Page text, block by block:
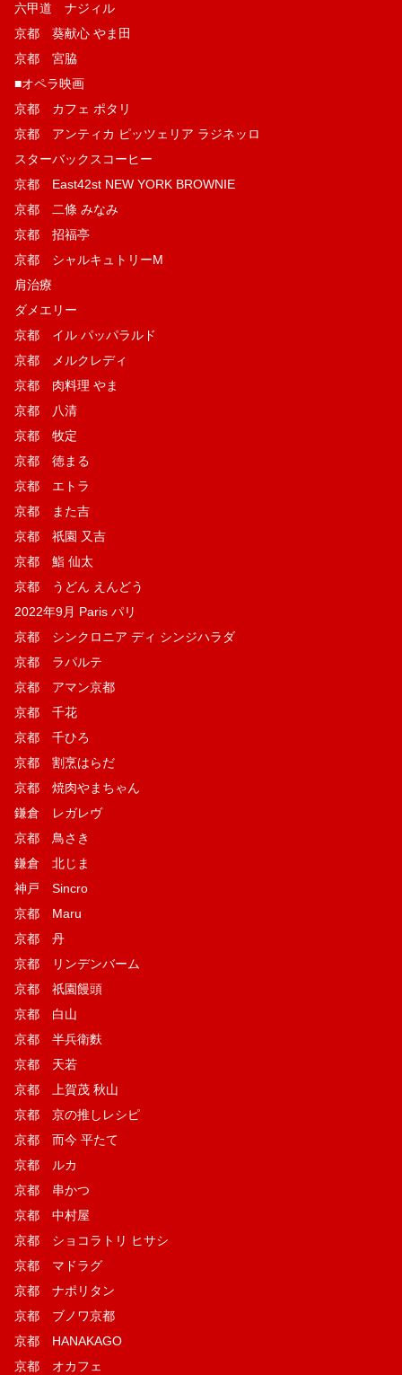
六甲道 ナジィル
京都 葵献心 やま田
京都 宮脇
■オペラ映画
京都 カフェ ポタリ
京都 アンティカ ピッツェリア ラジネッロ
スターバックスコーヒー
京都 East42st NEW YORK BROWNIE
京都 二條 みなみ
京都 招福亭
京都 シャルキュトリーM
肩治療
ダメエリー
京都 イル パッパラルド
京都 メルクレディ
京都 肉料理 やま
京都 八清
京都 牧定
京都 徳まる
京都 エトラ
京都 また吉
京都 祇園 又吉
京都 鮨 仙太
京都 うどん えんどう
2022年9月 Paris パリ
京都 シンクロニア ディ シンジハラダ
京都 ラパルテ
京都 アマン京都
京都 千花
京都 千ひろ
京都 割烹はらだ
京都 焼肉やまちゃん
鎌倉 レガレヴ
京都 鳥さき
鎌倉 北じま
神戸 Sincro
京都 Maru
京都 丹
京都 リンデンバーム
京都 祇園饅頭
京都 白山
京都 半兵衛麩
京都 天若
京都 上賀茂 秋山
京都 京の推しレシピ
京都 而今 平たて
京都 ルカ
京都 串かつ
京都 中村屋
京都 ショコラトリ ヒサシ
京都 マドラグ
京都 ナポリタン
京都 ブノワ京都
京都 HANAKAGO
京都 オカフェ